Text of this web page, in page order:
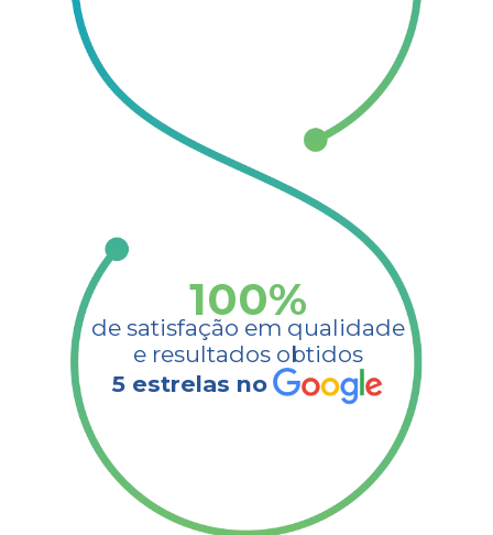
100%
de satisfação em qualidade
e resultados obtidos​
5 estrelas no